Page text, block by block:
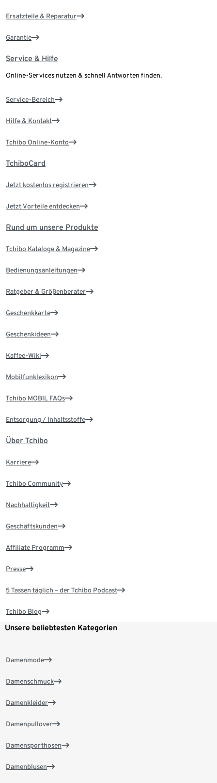
Ersatzteile & Reparatur
Garantie
Service & Hilfe
Online-Services nutzen & schnell Antworten finden.
Service-Bereich
Hilfe & Kontakt
Tchibo Online-Konto
TchiboCard
Jetzt kostenlos registrieren
Jetzt Vorteile entdecken
Rund um unsere Produkte
Tchibo Kataloge & Magazine
Bedienungsanleitungen
Ratgeber & Größenberater
Geschenkkarte
Geschenkideen
Kaffee-Wiki
Mobilfunklexikon
Tchibo MOBIL FAQs
Entsorgung / Inhaltsstoffe
Über Tchibo
Karriere
Tchibo Community
Nachhaltigkeit
Geschäftskunden
Affiliate Programm
Presse
5 Tassen täglich – der Tchibo Podcast
Tchibo Blog
Unsere beliebtesten Kategorien
Damenmode
Damenschmuck
Damenkleider
Damenpullover
Damensporthosen
Damenblusen